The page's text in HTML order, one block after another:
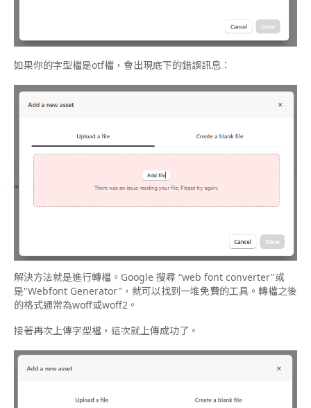
如果你的字型檔是otf檔，會出現底下的錯誤訊息：
解決方法就是進行轉檔。Google 搜尋 “web font converter"或
是"Webfont Generator"，就可以找到一堆免費的工具。轉檔之後
的格式通常為woff或woff2。
接著再次上傳字型檔，這次就上傳成功了。